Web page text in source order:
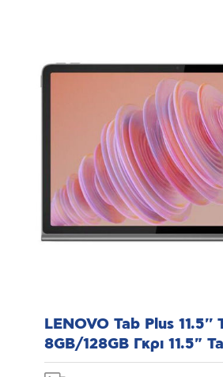
LENOVO Tab Plus 11.5''
8GB/128GB Γκρι 11.5"